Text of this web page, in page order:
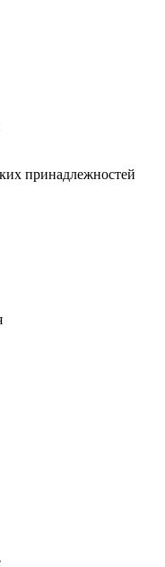
принадлежностей